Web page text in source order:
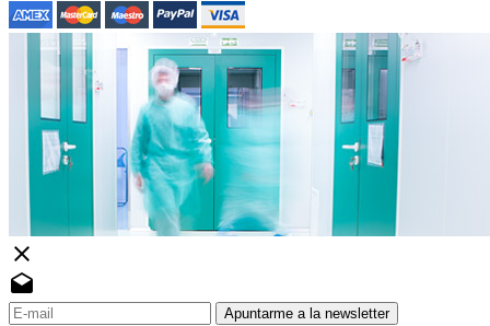
close
drafts
Apuntarme a la newsletter